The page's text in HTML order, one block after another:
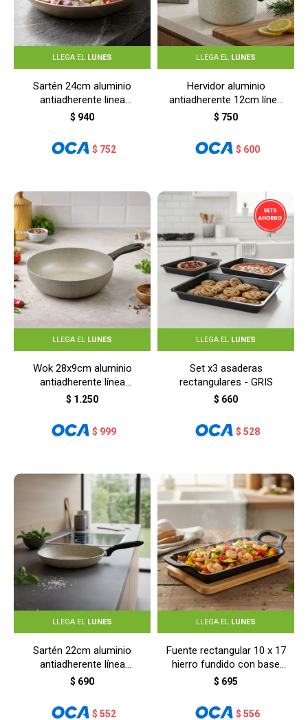
LLEGA EL LUNES
Sartén 24cm aluminio
antiadherente linea
cerámica - BEIGE
$ 940
$ 752
LLEGA EL LUNES
Hervidor aluminio
antiadherente 12cm línea
cerámica - BEIGE
$ 750
$ 600
LLEGA EL LUNES
Wok 28x9cm aluminio
antiadherente línea
cerámica - BEIGE
$ 1.250
$ 999
LLEGA EL LUNES
Set x3 asaderas
rectangulares - GRIS
$ 660
$ 528
LLEGA EL LUNES
Sartén 22cm aluminio
antiadherente línea
cerámica - BEIGE
$ 690
$ 552
LLEGA EL LUNES
Fuente rectangular 10 x 17
hierro fundido con base
bambú - GRIS
$ 695
$ 556